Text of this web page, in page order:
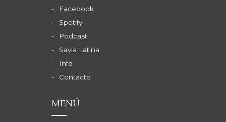
Facebook
Spotify
Podcast
Savia Latina
Info
Contacto
MENÚ